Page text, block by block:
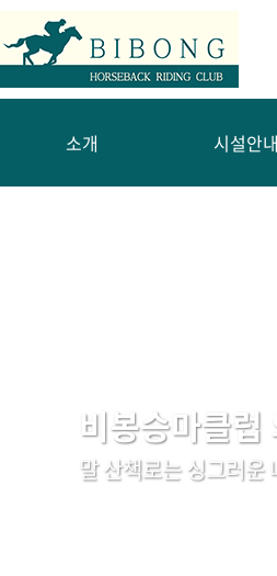
소개 시설안내
비봉승마클럽
말 산책로는 싱그러운